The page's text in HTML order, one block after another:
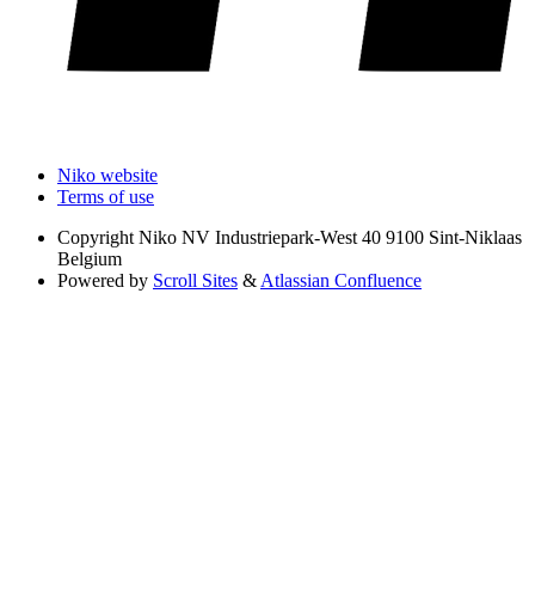
Niko website
Terms of use
Copyright Niko NV Industriepark-West 40 9100 Sint-Niklaas
Belgium
Powered by Scroll Sites & Atlassian Confluence